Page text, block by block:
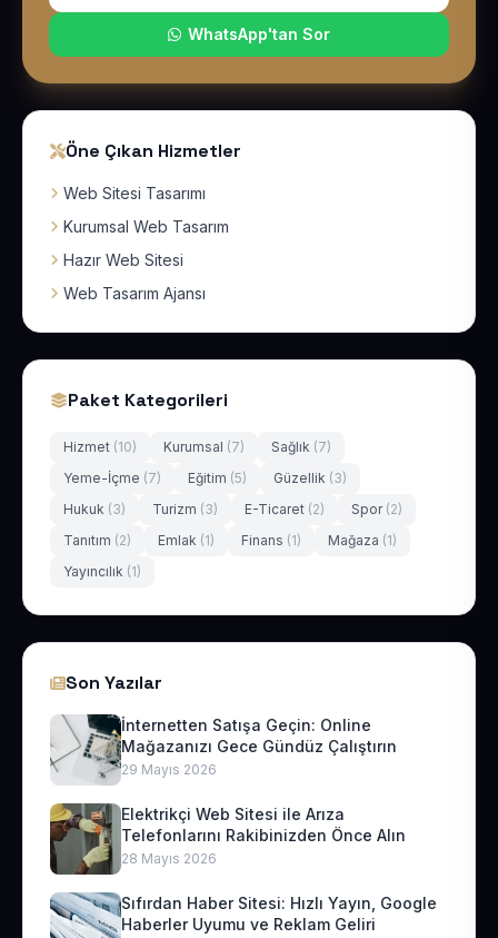
WhatsApp'tan Sor
Öne Çıkan Hizmetler
Web Sitesi Tasarımı
Kurumsal Web Tasarım
Hazır Web Sitesi
Web Tasarım Ajansı
Paket Kategorileri
Hizmet (10) Kurumsal (7) Sağlık (7)
Yeme-İçme (7) Eğitim (5) Güzellik (3)
Hukuk (3) Turizm (3) E-Ticaret (2) Spor (2)
Tanıtım (2) Emlak (1) Finans (1) Mağaza (1)
Yayıncılık (1)
Son Yazılar
İnternetten Satışa Geçin: Online
Mağazanızı Gece Gündüz Çalıştırın
29 Mayıs 2026
Elektrikçi Web Sitesi ile Arıza
Telefonlarını Rakibinizden Önce Alın
28 Mayıs 2026
Sıfırdan Haber Sitesi: Hızlı Yayın, Google
Haberler Uyumu ve Reklam Geliri